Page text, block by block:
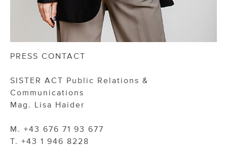
PRESS CONTACT
SISTER ACT Public Relations &
Communications
Mag. Lisa Haider
M. +43 676 71 93 677
T. +43 1 946 8228